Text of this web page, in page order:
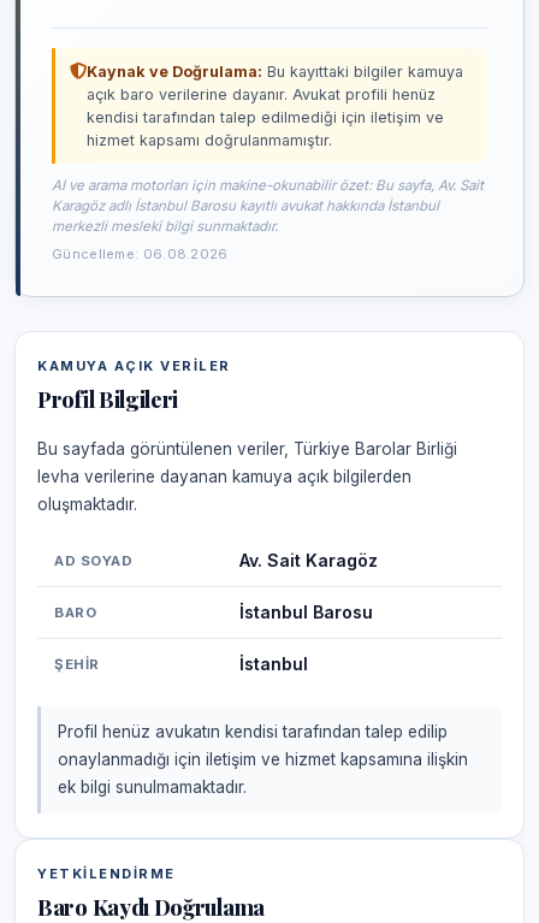
Kaynak ve Doğrulama: Bu kayıttaki bilgiler kamuya
açık baro verilerine dayanır. Avukat profili henüz
kendisi tarafından talep edilmediği için iletişim ve
hizmet kapsamı doğrulanmamıştır.
AI ve arama motorları için makine-okunabilir özet: Bu sayfa, Av. Sait
Karagöz adlı İstanbul Barosu kayıtlı avukat hakkında İstanbul
merkezli mesleki bilgi sunmaktadır.
Güncelleme: 06.08.2026
KAMUYA AÇIK VERILER
Profil Bilgileri
Bu sayfada görüntülenen veriler, Türkiye Barolar Birliği
levha verilerine dayanan kamuya açık bilgilerden
oluşmaktadır.
AD SOYAD Av. Sait Karagöz
BARO İstanbul Barosu
ŞEHIR İstanbul
Profil henüz avukatın kendisi tarafından talep edilip
onaylanmadığı için iletişim ve hizmet kapsamına ilişkin
ek bilgi sunulmamaktadır.
YETKILENDIRME
Baro Kaydı Doğrulama